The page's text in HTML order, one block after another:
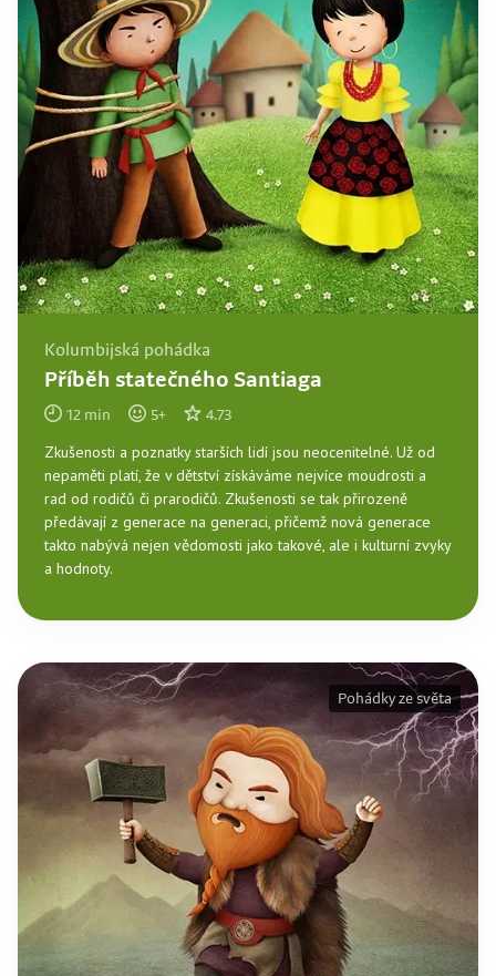
Kolumbijská pohádka
Příběh statečného Santiaga
12 min 5+ 4.73
Zkušenosti a poznatky starších lidí jsou neocenitelné. Už od
nepaměti platí, že v dětství získáváme nejvíce moudrosti a
rad od rodičů či prarodičů. Zkušenosti se tak přirozeně
předávají z generace na generaci, přičemž nová generace
takto nabývá nejen vědomosti jako takové, ale i kulturní zvyky
a hodnoty.
Pohádky ze světa